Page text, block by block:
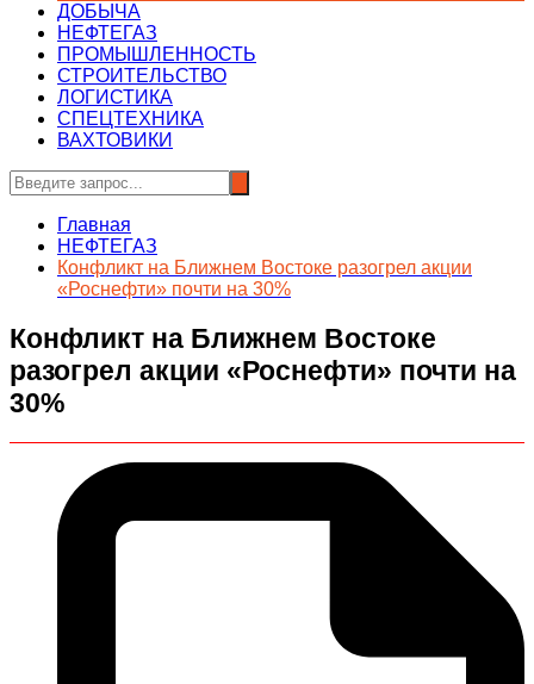
ДОБЫЧА
НЕФТЕГАЗ
ПРОМЫШЛЕННОСТЬ
СТРОИТЕЛЬСТВО
ЛОГИСТИКА
СПЕЦТЕХНИКА
ВАХТОВИКИ
Главная
НЕФТЕГАЗ
Конфликт на Ближнем Востоке разогрел акции
«Роснефти» почти на 30%
Конфликт на Ближнем Востоке
разогрел акции «Роснефти» почти на
30%